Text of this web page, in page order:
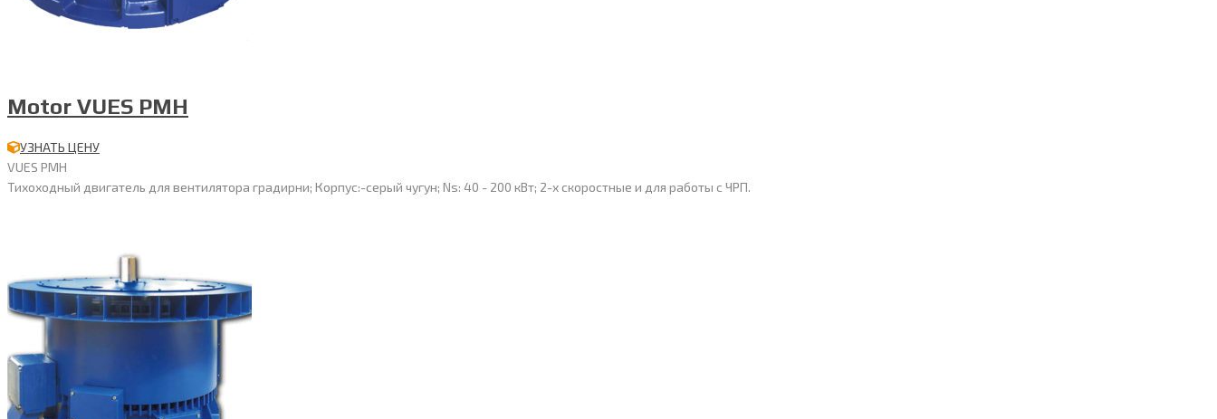
Motor VUES PMH
УЗНАТЬ ЦЕНУ
VUES PMH
Тихоходный двигатель для вентилятора градирни; Корпус:-серый чугун; Ns: 40 - 200 кВт; 2-х скоростные и для работы с ЧРП.